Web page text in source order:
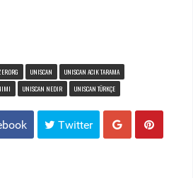
UNISCAN
UNISCAN ACIK TARAMA
UNISCAN NEDIR UNISCAN TÜRKÇE
Twitter